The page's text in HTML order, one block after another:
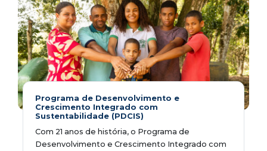
Programa de Desenvolvimento e
Crescimento Integrado com
Sustentabilidade (PDCIS)
Com 21 anos de história, o Programa de
Desenvolvimento e Crescimento Integrado com